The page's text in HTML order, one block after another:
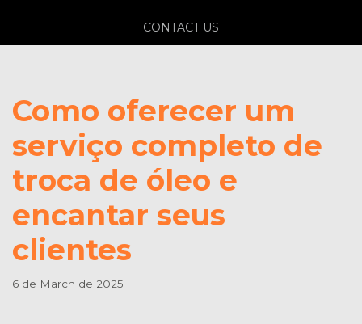
CONTACT US
Como oferecer um
serviço completo de
troca de óleo e
encantar seus
clientes
6 de March de 2025